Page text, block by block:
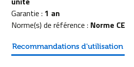
Garantie : 1 an
Norme(s) de référence : Norme CE